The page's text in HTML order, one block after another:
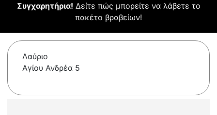
Συγχαρητήρια! Δείτε πώς μπορείτε να λάβετε το
πακέτο βραβείων!
Λαύριο
Αγίου Ανδρέα 5